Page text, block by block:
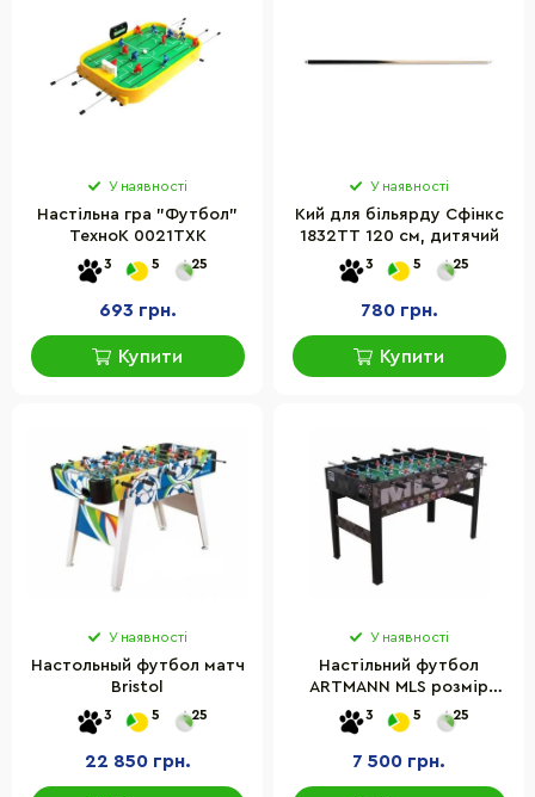
У наявності
Настільна гра "Футбол"
ТехноК 0021TXK
3 5 25
693 грн.
Купити
У наявності
Кий для більярду Сфінкс
1832TT 120 см, дитячий
3 5 25
780 грн.
Купити
У наявності
Настольный футбол матч
Bristol
3 5 25
22 850 грн.
У наявності
Настільний футбол
ARTMANN MLS розмір
стола 121х61х79 см,
матеріал МДФ
3 5 25
7 500 грн.